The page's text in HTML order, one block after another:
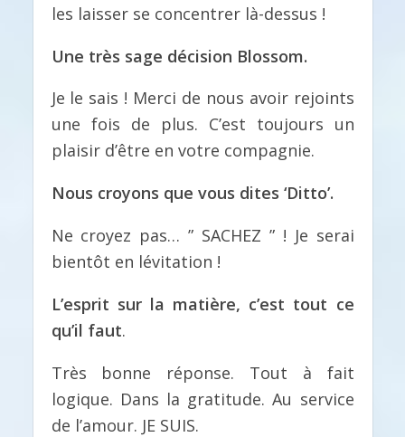
les laisser se concentrer là-dessus !
Une très sage décision Blossom.
Je le sais ! Merci de nous avoir rejoints
une fois de plus. C’est toujours un
plaisir d’être en votre compagnie.
Nous croyons que vous dites ‘Ditto’.
Ne croyez pas… ” SACHEZ ” ! Je serai
bientôt en lévitation !
L’esprit sur la matière, c’est tout ce
qu’il faut.
Très bonne réponse. Tout à fait
logique. Dans la gratitude. Au service
de l’amour. JE SUIS.